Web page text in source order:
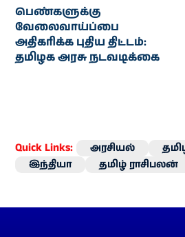
பெண்களுக்கு
வேலைவாய்ப்பை
அதிகரிக்க புதிய திட்டம்:
தமிழக அரசு நடவடிக்கை
Quick Links: அரசியல்
இந்தியா
தமிழ் ராசிபலன்